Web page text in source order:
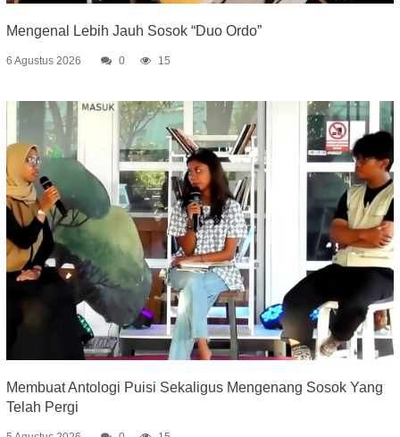
Mengenal Lebih Jauh Sosok “Duo Ordo”
6 Agustus 2026 0 15
Membuat Antologi Puisi Sekaligus Mengenang Sosok Yang
Telah Pergi